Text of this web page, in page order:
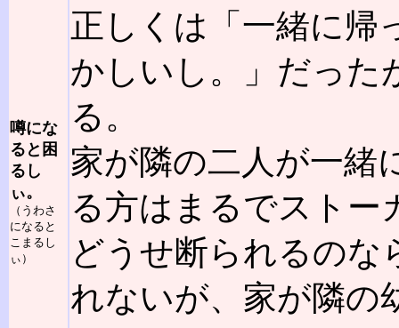
噂にな
ると困
るし
ぃ。
（うわさ
になると
こまるし
ぃ）
正しくは「一緒に帰
かしいし。」だった
る。
家が隣の二人が一緒
る方はまるでストー
どうせ断られるの
れないが、家が隣の